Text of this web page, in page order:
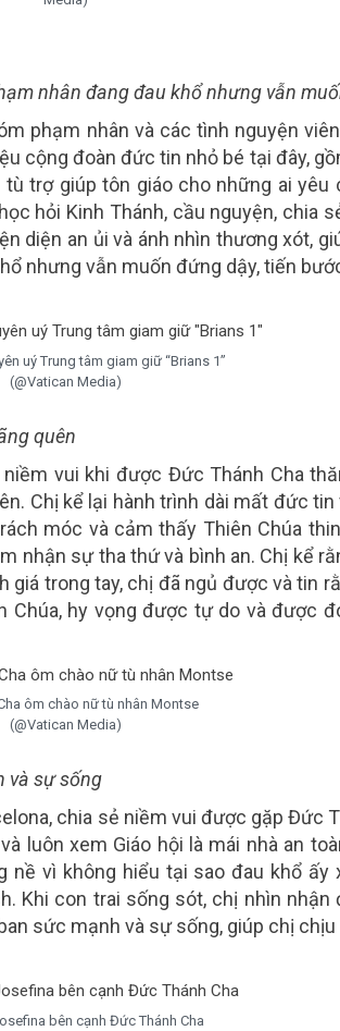
nhân đang đau khổ nhưng vẫn
phạm nhân và các tình nguyện
cộng đoàn đức tin nhỏ bé tại đây,
trợ giúp tôn giáo cho những ai yêu
hỏi Kinh Thánh, cầu nguyện, chia
diện an ủi và ánh nhìn thương xót,
nhưng vẫn muốn đứng dậy, tiến
uý Trung tâm giam giữ “Brians 1”
(@Vatican Media)
quên
vui khi được Đức Thánh Cha
Chị kể lại hành trình dài mất đức tin
móc và cảm thấy Thiên Chúa
nhận sự tha thứ và bình an. Chị kể
trong tay, chị đã ngủ được và tin
Chúa, hy vọng được tự do và được
ôm chào nữ tù nhân Montse
(@Vatican Media)
và sự sống
chia sẻ niềm vui được gặp Đức
luôn xem Giáo hội là mái nhà an
vì không hiểu tại sao đau khổ ấy
Khi con trai sống sót, chị nhìn nhận
sức mạnh và sự sống, giúp chị
bên cạnh Đức Thánh Cha